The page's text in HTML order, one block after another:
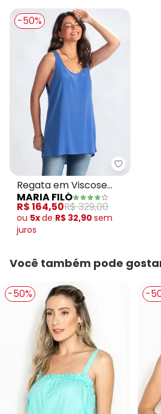
-50%
Maria
Regata em Viscose
Azul
MARIA FILÓ
R$ 164,50R$ 329,00
ou 5xde R$ 32,90 sem
juros
Você também pode
-50% -